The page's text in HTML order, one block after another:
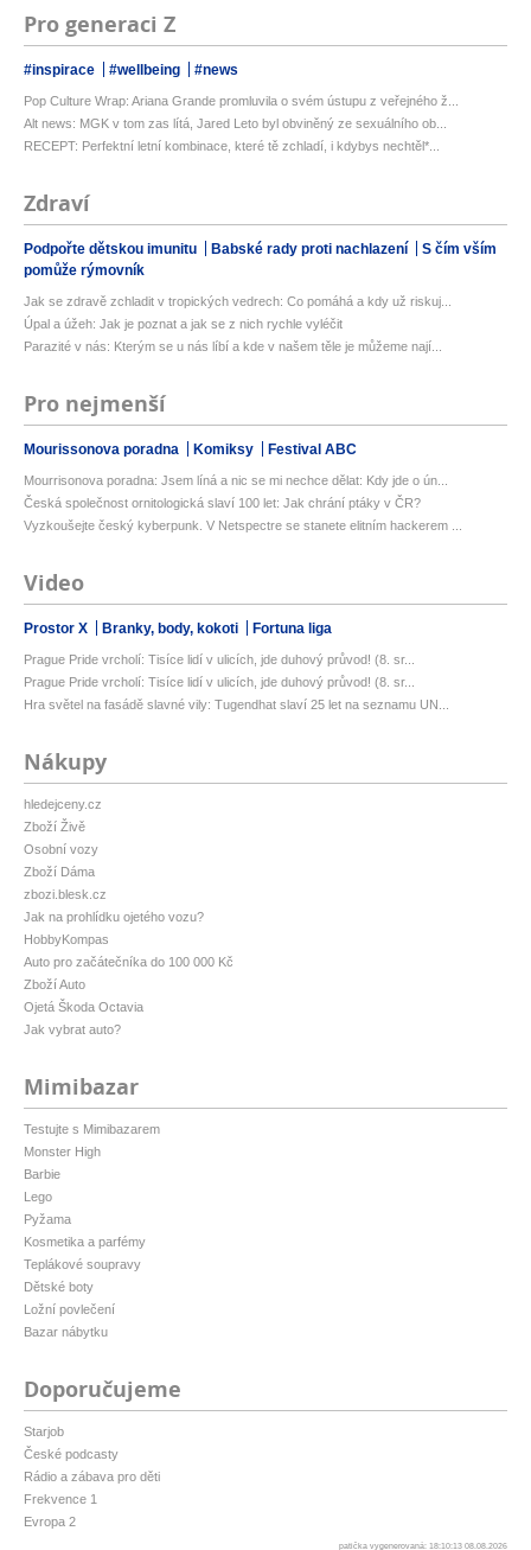
Pro generaci Z
#inspirace #wellbeing #news
Pop Culture Wrap: Ariana Grande promluvila o svém ústupu z veřejného ž...
Alt news: MGK v tom zas lítá, Jared Leto byl obviněný ze sexuálního ob...
RECEPT: Perfektní letní kombinace, které tě zchladí, i kdybys nechtěl*...
Zdraví
Podpořte dětskou imunitu Babské rady proti nachlazení
S čím vším
pomůže rýmovník
Jak se zdravě zchladit v tropických vedrech: Co pomáhá a kdy už riskuj...
Úpal a úžeh: Jak je poznat a jak se z nich rychle vyléčit
Parazité v nás: Kterým se u nás líbí a kde v našem těle je můžeme nají...
Pro nejmenší
Mourissonova poradna Komiksy Festival ABC
Mourrisonova poradna: Jsem líná a nic se mi nechce dělat: Kdy jde o ún...
Česká společnost ornitologická slaví 100 let: Jak chrání ptáky v ČR?
Vyzkoušejte český kyberpunk. V Netspectre se stanete elitním hackerem ...
Video
Prostor X Branky, body, kokoti Fortuna liga
Prague Pride vrcholí: Tisíce lidí v ulicích, jde duhový průvod! (8. sr...
Prague Pride vrcholí: Tisíce lidí v ulicích, jde duhový průvod! (8. sr...
Hra světel na fasádě slavné vily: Tugendhat slaví 25 let na seznamu UN...
Nákupy
hledejceny.cz
Zboží Živě
Osobní vozy
Zboží Dáma
zbozi.blesk.cz
Jak na prohlídku ojetého vozu?
HobbyKompas
Auto pro začátečníka do 100 000 Kč
Zboží Auto
Ojetá Škoda Octavia
Jak vybrat auto?
Mimibazar
Testujte s Mimibazarem
Monster High
Barbie
Lego
Pyžama
Kosmetika a parfémy
Teplákové soupravy
Dětské boty
Ložní povlečení
Bazar nábytku
Doporučujeme
Starjob
České podcasty
Rádio a zábava pro děti
Frekvence 1
Evropa 2
patička vygenerovaná: 18:10:13 08.08.2026